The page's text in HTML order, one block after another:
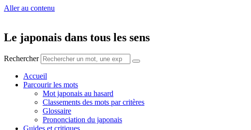
Aller au contenu
Le japonais dans tous les sens
Rechercher
Accueil
Parcourir les mots
Mot japonais au hasard
Classements des mots par critères
Glossaire
Prononciation du japonais
Guides et critiques